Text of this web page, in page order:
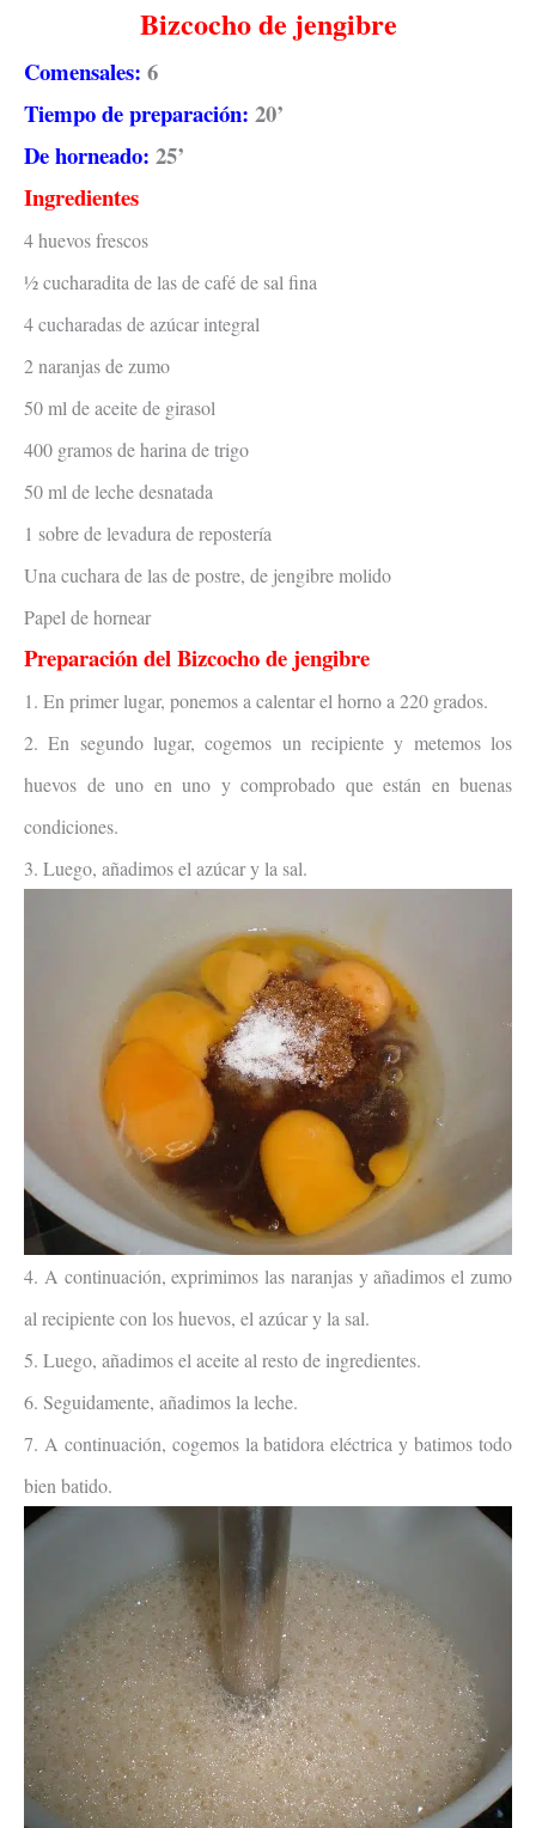
Bizcocho de jengibre
Comensales: 6
Tiempo de preparación: 20’
De horneado: 25’
Ingredientes
4 huevos frescos
½ cucharadita de las de café de sal fina
4 cucharadas de azúcar integral
2 naranjas de zumo
50 ml de aceite de girasol
400 gramos de harina de trigo
50 ml de leche desnatada
1 sobre de levadura de repostería
Una cuchara de las de postre, de jengibre molido
Papel de hornear
Preparación del Bizcocho de jengibre
1. En primer lugar, ponemos a calentar el horno a 220 grados.
2. En segundo lugar, cogemos un recipiente y metemos los
huevos de uno en uno y comprobado que están en buenas
condiciones.
3. Luego, añadimos el azúcar y la sal.
4. A continuación, exprimimos las naranjas y añadimos el zumo
al recipiente con los huevos, el azúcar y la sal.
5. Luego, añadimos el aceite al resto de ingredientes.
6. Seguidamente, añadimos la leche.
7. A continuación, cogemos la batidora eléctrica y batimos todo
bien batido.